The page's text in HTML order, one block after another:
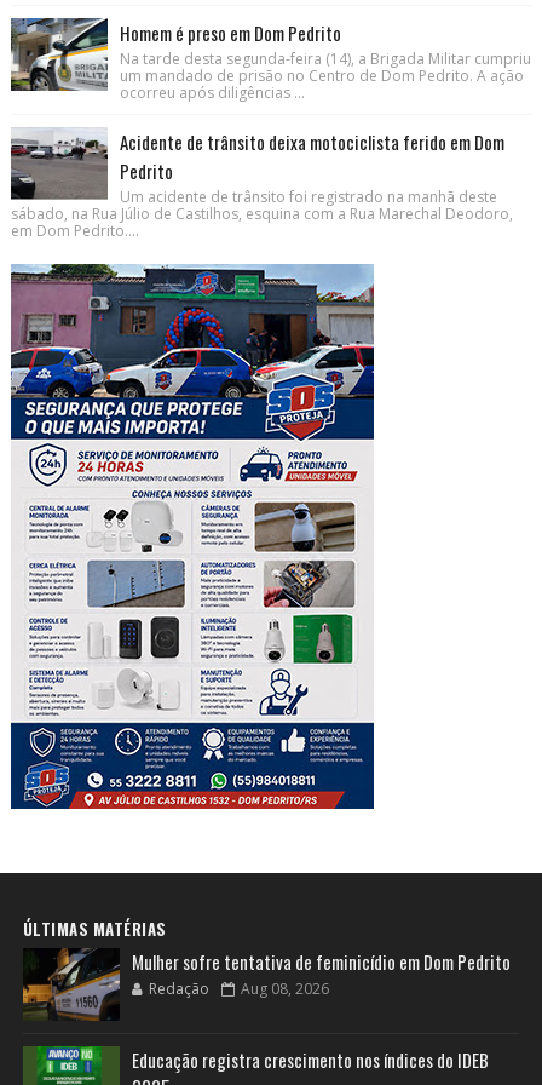
Homem é preso em Dom Pedrito
Na tarde desta segunda-feira (14), a Brigada Militar cumpriu
um mandado de prisão no Centro de Dom Pedrito. A ação
ocorreu após diligências ...
Acidente de trânsito deixa motociclista ferido em Dom
Pedrito
Um acidente de trânsito foi registrado na manhã deste
sábado, na Rua Júlio de Castilhos, esquina com a Rua Marechal Deodoro,
em Dom Pedrito....
ÚLTIMAS MATÉRIAS
Mulher sofre tentativa de feminicídio em Dom Pedrito
Redação Aug 08, 2026
Educação registra crescimento nos índices do IDEB